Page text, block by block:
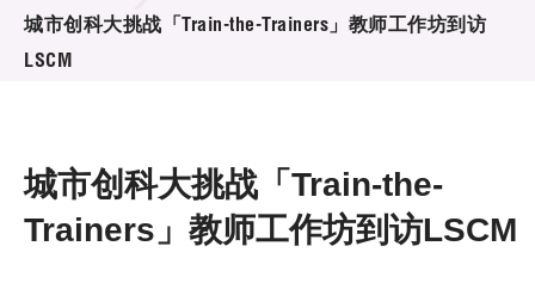
活动及消息
新闻中心
城市创科大挑战「Train-the-Trainers」教师工作坊到访
LSCM
城市创科大挑战「Train-the-
Trainers」教师工作坊到访LSCM